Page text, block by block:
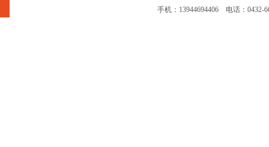
手机：13944694406 电话：0432-